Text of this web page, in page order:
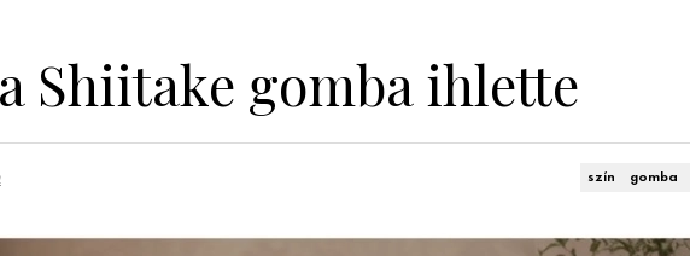
Shiitake gomba ihlette
szín gomba